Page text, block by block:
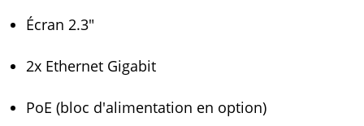
Écran 2.3"
2x Ethernet Gigabit
PoE (bloc d'alimentation en option)